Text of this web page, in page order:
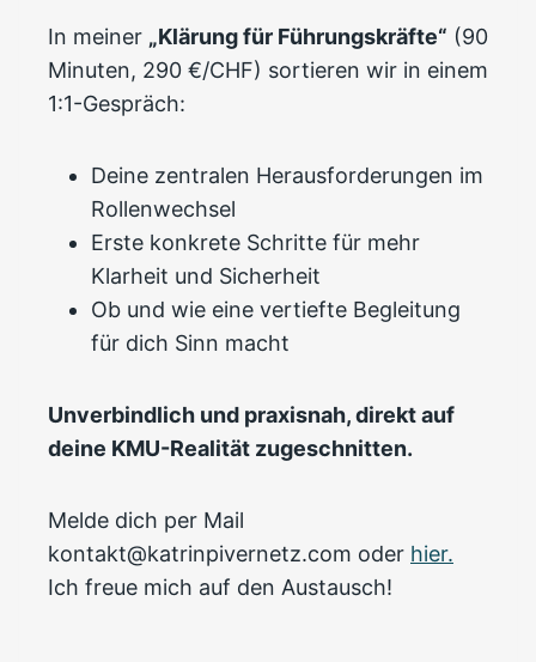
In meiner „Klärung für Führungskräfte“ (90
Minuten, 290 €/CHF) sortieren wir in einem
1:1-Gespräch:
Deine zentralen Herausforderungen im
Rollenwechsel
Erste konkrete Schritte für mehr
Klarheit und Sicherheit
Ob und wie eine vertiefte Begleitung
für dich Sinn macht
Unverbindlich und praxisnah, direkt auf
deine KMU-Realität zugeschnitten.
Melde dich per Mail
kontakt@katrinpivernetz.com oder hier.
Ich freue mich auf den Austausch!